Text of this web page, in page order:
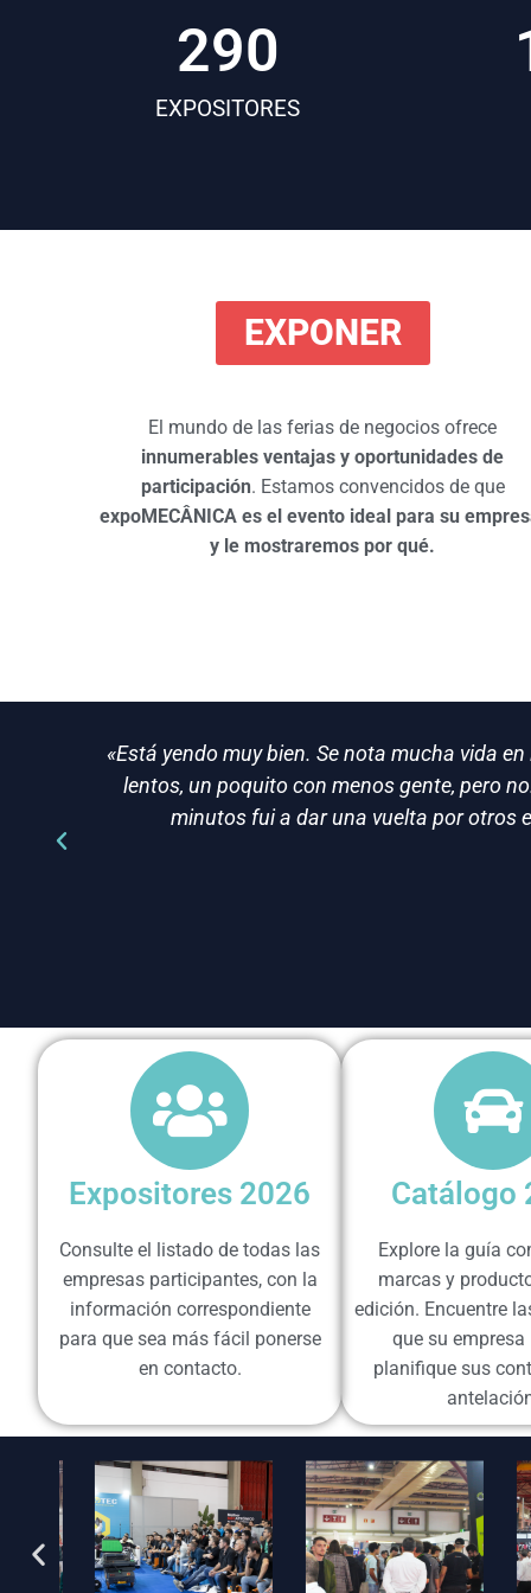
EXPOSITORES
290
EXPONER
El mundo de las ferias de negocios ofrece
innumerables ventajas y oportunidades de
participación. Estamos convencidos de que
expoMECÂNICA es el evento ideal para su
y le mostraremos por qué.
«Está yendo muy bien. Se nota mucha vida
lentos, un poquito con menos gente, pero
minutos fui a dar una vuelta por otros
Expositores 2026
Consulte el listado de todas las
empresas participantes, con la
información correspondiente
para que sea más fácil ponerse
en contacto.
Catálogo
Explore la guía
marcas y
edición. Encuentre
que su empresa
planifique sus